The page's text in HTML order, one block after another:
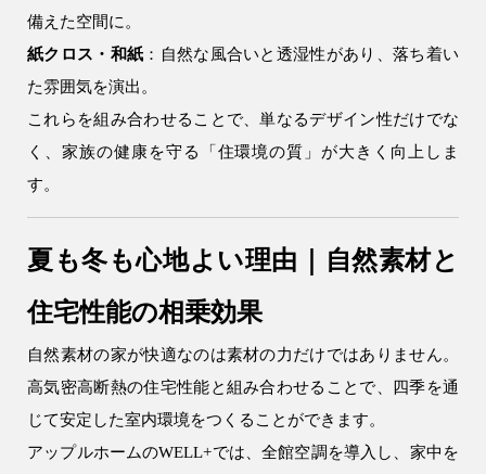
備えた空間に。
紙クロス・和紙 ：自然な風合いと透湿性があり、落ち着い
た雰囲気を演出。
これらを組み合わせることで、単なるデザイン性だけでな
く、家族の健康を守る「住環境の質」が大きく向上しま
す。
夏も冬も心地よい理由｜自然素材と
住宅性能の相乗効果
自然素材の家が快適なのは素材の力だけではありません。
高気密高断熱の住宅性能と組み合わせることで、四季を通
じて安定した室内環境をつくることができます。
アップルホームのWELL+では、全館空調を導入し、家中を
アフターメンテナンス 安心保証制度